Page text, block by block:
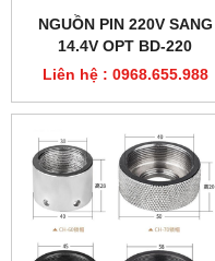
NGUỒN PIN 220V SANG
14.4V OPT BD-220
Liên hệ : 0968.655.988